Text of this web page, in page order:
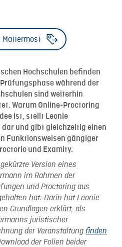
Mattermost
Hochschulen befinden
während der
sind weiterhin
Warum Online-Proctoring
ist, stellt Leonie
dar und gibt gleichzeitig einen
Funktionsweisen gängiger
und Examity.
Version eines
im Rahmen der
und Proctoring aus
hat. Darin hat Leonie
Grundlagen erklärt, als
juristischer
der Veranstaltung finden
der Folien beider